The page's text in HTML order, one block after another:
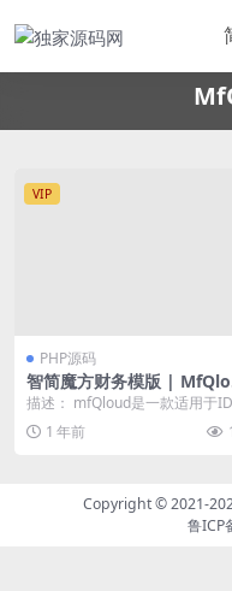
VIP
PHP源码
智简魔方财务模版 |
模板 简约设计
描述： mfQloud是一款适用于
科技领域的财务模板。该模板采用
简约设计和...
1 年前
Copyright © 2021-
鲁ICP